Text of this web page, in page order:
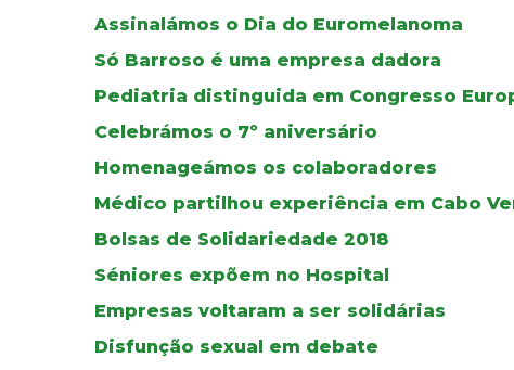
Assinalámos o Dia do Euromelanoma
Só Barroso é uma empresa dadora
Pediatria distinguida em Congresso
Celebrámos o 7º aniversário
Homenageámos os colaboradores
Médico partilhou experiência em Cabo
Bolsas de Solidariedade 2018
Séniores expõem no Hospital
Empresas voltaram a ser solidárias
Disfunção sexual em debate